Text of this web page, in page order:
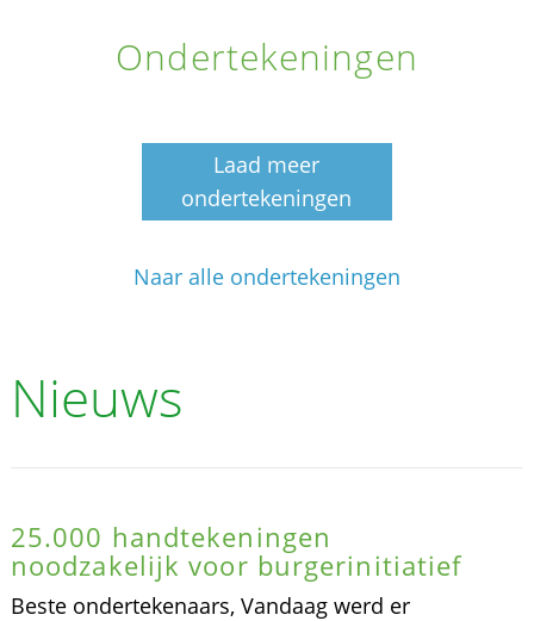
Ondertekeningen
Laad meer
ondertekeningen
Naar alle ondertekeningen
Nieuws
25.000 handtekeningen
noodzakelijk voor burgerinitiatief
Beste ondertekenaars, Vandaag werd er